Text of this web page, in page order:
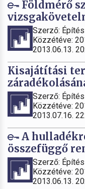
Földmérő
Szerző:
Közzétéve:
2013.06.13.
Kisajátítási
Szerző:
Közzétéve:
2013.07.16.
A
összefüggő
Szerző:
Közzétéve:
2013.06.13.